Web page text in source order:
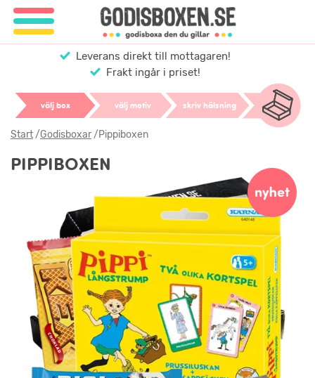
Leverans direkt till mottagaren!
Frakt ingår i priset!
välj box välj motiv skriv hälsning
Start/Godisboxar/Pippiboxen
PIPPIBOXEN